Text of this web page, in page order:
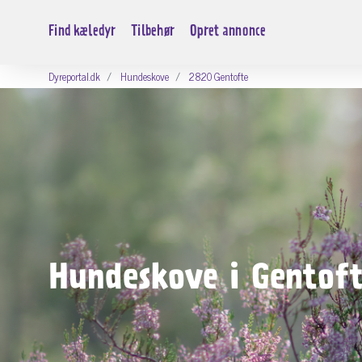
Find kæledyr Tilbehør Opret annonce
Dyreportal.dk Hundeskove 2820 Gentofte
Hundeskove i